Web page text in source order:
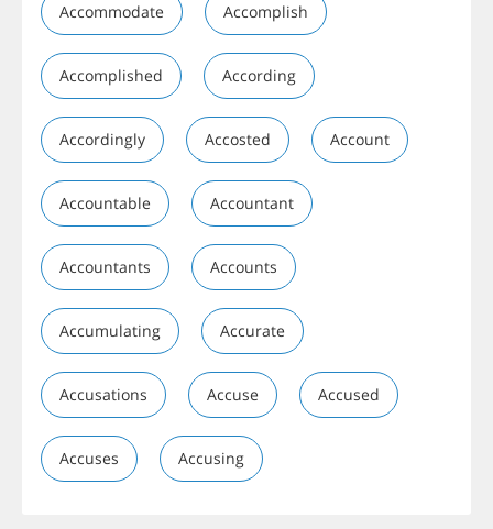
Accommodate Accomplish
Accomplished According
Accordingly Accosted Account
Accountable Accountant
Accountants Accounts
Accumulating Accurate
Accusations Accuse Accused
Accuses Accusing